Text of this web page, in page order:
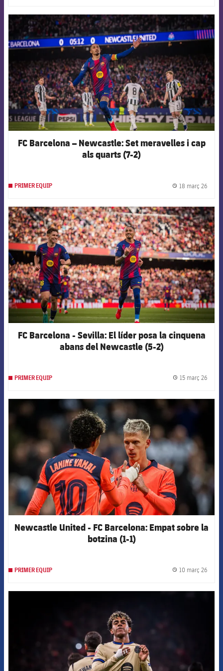
FCB Barcelona badge
FC Barcelona – Newcastle: Set meravelles i cap
als quarts (7-2)
PRIMER EQUIP 18 març 26
FCB Barcelona badge
FC Barcelona - Sevilla: El líder posa la cinquena
abans del Newcastle (5-2)
PRIMER EQUIP 15 març 26
FCB Barcelona badge
Newcastle United - FC Barcelona: Empat sobre la
botzina (1-1)
PRIMER EQUIP 10 març 26